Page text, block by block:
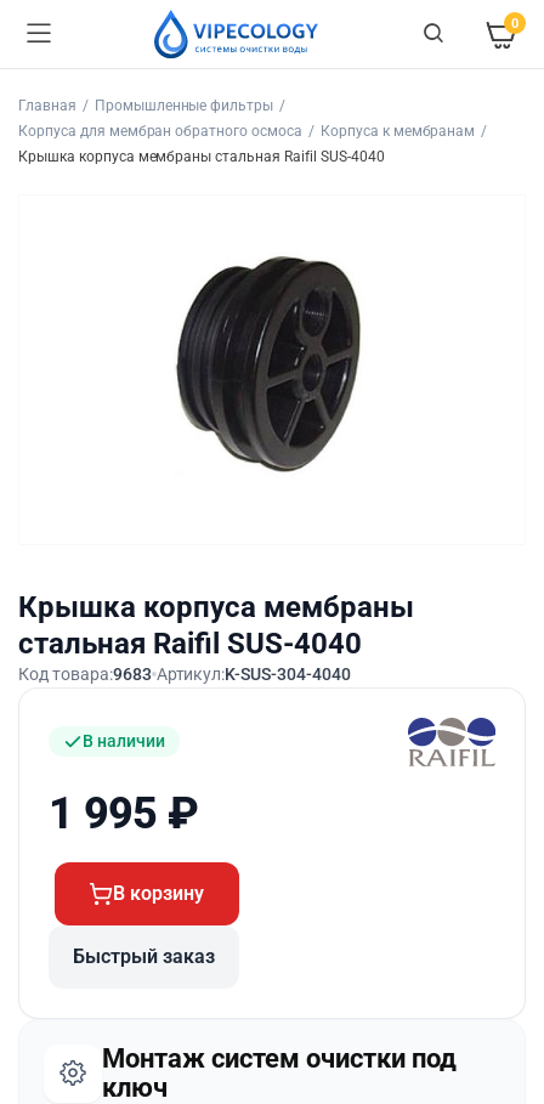
0
Главная
Промышленные фильтры
Корпуса для мембран обратного осмоса
Корпуса к мембранам
Крышка корпуса мембраны стальная Raifil SUS-4040
Крышка корпуса мембраны
стальная Raifil SUS-4040
Код товара:9683 Артикул:K-SUS-304-4040
В наличии
1 995 ₽
В корзину
Быстрый заказ
Монтаж систем очистки под
ключ